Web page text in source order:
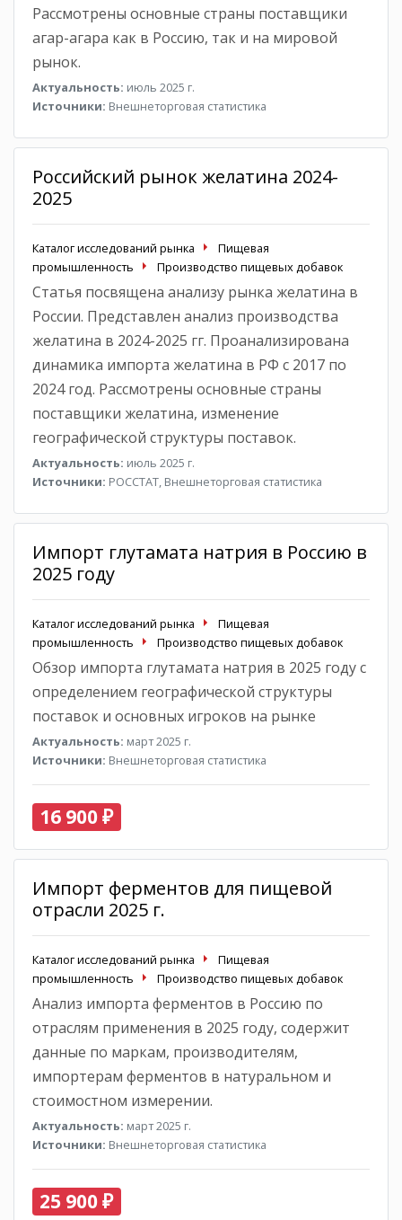
Рассмотрены основные страны поставщики
агар-агара как в Россию, так и на мировой
рынок.
Актуальность: июль 2025 г.
Источники: Внешнеторговая статистика
Российский рынок желатина 2024-
2025
Каталог исследований рынка
Пищевая
промышленность
Производство пищевых добавок
Статья посвящена анализу рынка желатина в
России. Представлен анализ производства
желатина в 2024-2025 гг. Проанализирована
динамика импорта желатина в РФ с 2017 по
2024 год. Рассмотрены основные страны
поставщики желатина, изменение
географической структуры поставок.
Актуальность: июль 2025 г.
Источники: РОССТАТ, Внешнеторговая статистика
Импорт глутамата натрия в Россию в
2025 году
Каталог исследований рынка
Пищевая
промышленность
Производство пищевых добавок
Обзор импорта глутамата натрия в 2025 году с
определением географической структуры
поставок и основных игроков на рынке
Актуальность: март 2025 г.
Источники: Внешнеторговая статистика
16 900 ₽
Импорт ферментов для пищевой
отрасли 2025 г.
Каталог исследований рынка
Пищевая
промышленность
Производство пищевых добавок
Анализ импорта ферментов в Россию по
отраслям применения в 2025 году, содержит
данные по маркам, производителям,
импортерам ферментов в натуральном и
стоимостном измерении.
Актуальность: март 2025 г.
Источники: Внешнеторговая статистика
25 900 ₽